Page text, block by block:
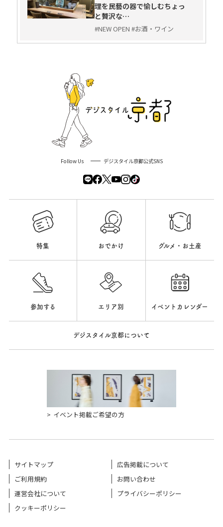
理を民藝の器で愉しむちょっ
と贅沢な…
#NEW OPEN #お酒・ワイン
Follow Us デジスタイル京都公式SNS
特集 おでかけ グルメ・お土産
参加する エリア別 イベントカレンダー
デジスタイル京都について
イベント掲載ご希望の方
サイトマップ
広告掲載について
ご利用規約
お問い合わせ
運営会社について
プライバシーポリシー
クッキーポリシー